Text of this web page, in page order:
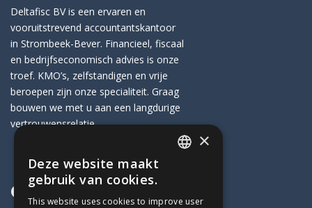
Deltafisc BV is een ervaren en
vooruitstrevend accountantskantoor
in Strombeek-Bever. Financieel, fiscaal
en bedrijfseconomisch advies is onze
troef. KMO’s, zelfstandigen en vrije
beroepen zijn onze specialiteit. Graag
bouwen we met u aan een langdurige
vertrouwensrelatie.
Contactinfo FRENCH
×
Deze website maakt
gebruik van cookies.
This website uses cookies to improve user